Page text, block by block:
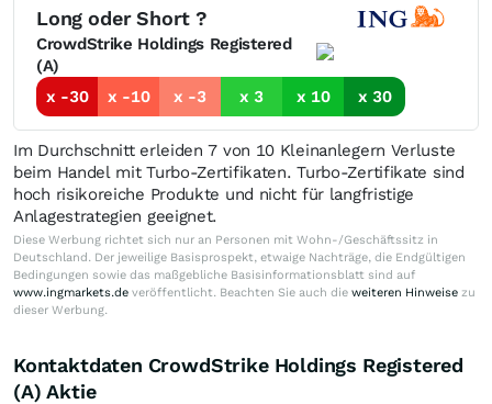
Long oder Short ?
CrowdStrike Holdings Registered
(A)
x -30
x -10 x -3 x 3 x 10 x 30
Im Durchschnitt erleiden 7 von 10 Kleinanlegern Verluste
beim Handel mit Turbo-Zertifikaten. Turbo-Zertifikate sind
hoch risikoreiche Produkte und nicht für langfristige
Anlagestrategien geeignet.
Diese Werbung richtet sich nur an Personen mit Wohn-/Geschäftssitz in
Deutschland. Der jeweilige Basisprospekt, etwaige Nachträge, die Endgültigen
Bedingungen sowie das maßgebliche Basisinformationsblatt sind auf
www.ingmarkets.de veröffentlicht. Beachten Sie auch die weiteren Hinweise zu
dieser Werbung.
Kontaktdaten CrowdStrike Holdings Registered
(A) Aktie